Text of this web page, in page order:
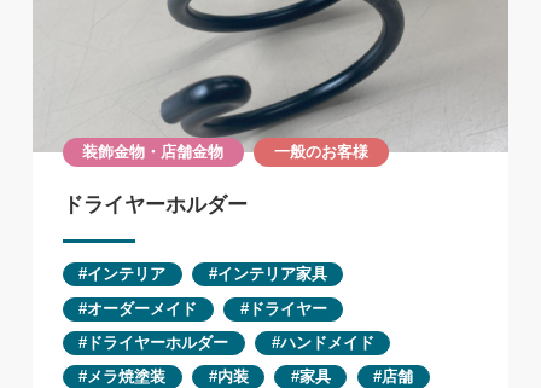
装飾金物・店舗金物 一般のお客様
ドライヤーホルダー
インテリア
インテリア家具
オーダーメイド
ドライヤー
ドライヤーホルダー
ハンドメイド
メラ焼塗装
内装 家具
店舗